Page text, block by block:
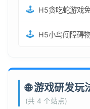
🕹️
🕹️
🌐 游戏研发
(共 4 个站点)